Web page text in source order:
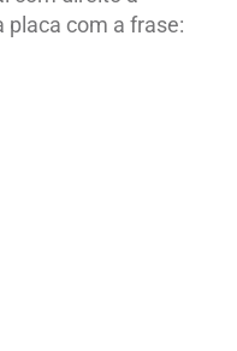
placa com a frase: